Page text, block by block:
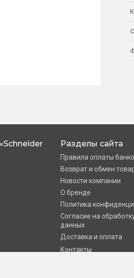
Разделы сайта
Правила оплаты
Возврат и обмен
Новости компании
О бренде
Политика
Согласие на
данных
Доставка и оплата
Контакты